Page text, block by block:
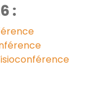
: